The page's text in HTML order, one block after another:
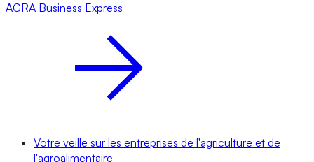
AGRA Business Express
Votre veille sur les entreprises de l'agriculture et de
l'agroalimentaire